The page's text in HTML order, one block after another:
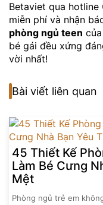
Betaviet qua
miễn phí và nhận
phòng ngủ teen
bé gái đều xứng
vời nhất!
Bài viết liên quan
45 Thiết Kế
Làm Bé Cưng
Mệt
Phòng ngủ trẻ em